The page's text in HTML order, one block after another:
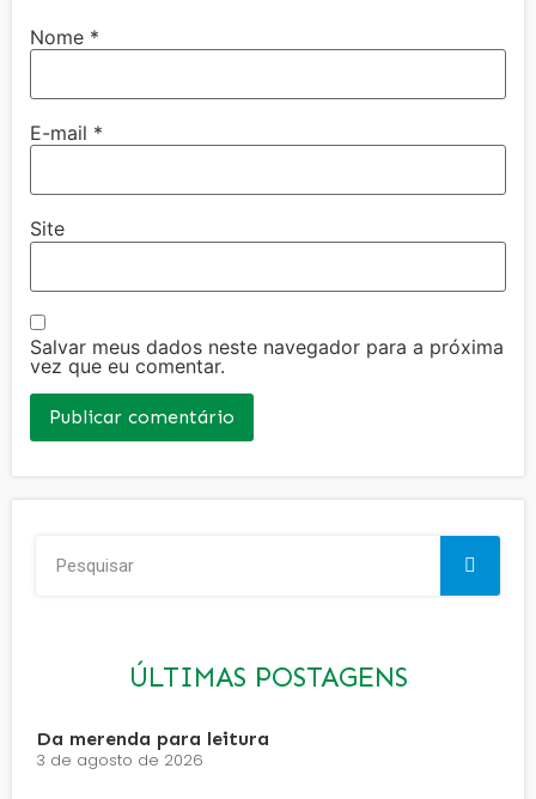
Nome *
E-mail *
Site
Salvar meus dados neste navegador para a próxima
vez que eu comentar.
ÚLTIMAS POSTAGENS
Da merenda para leitura
3 de agosto de 2026